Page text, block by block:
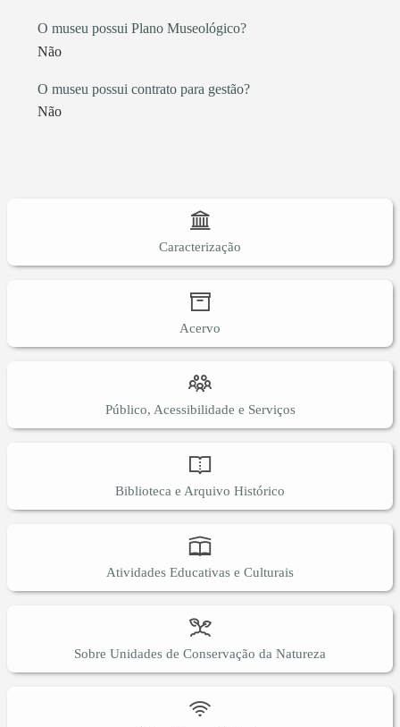
O museu possui Plano Museológico?
Não
O museu possui contrato para gestão?
Não
Caracterização
Acervo
Público, Acessibilidade e Serviços
Biblioteca e Arquivo Histórico
Atividades Educativas e Culturais
Sobre Unidades de Conservação da Natureza